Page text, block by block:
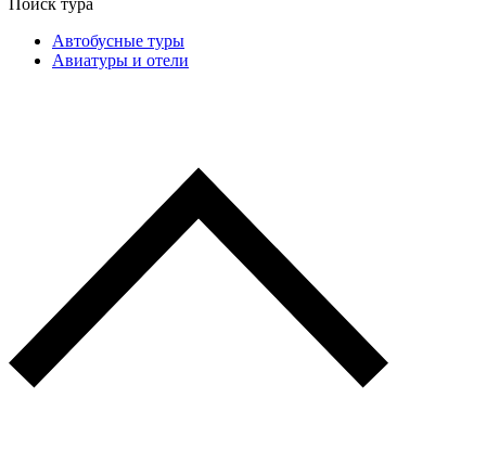
Поиск тура
Автобусные туры
Авиатуры и отели